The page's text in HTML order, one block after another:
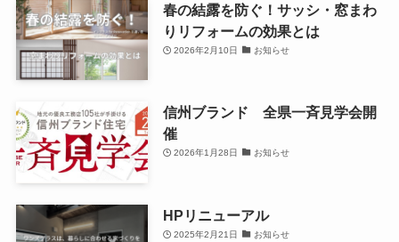
春の結露を防ぐ！サッシ・窓まわ
りリフォームの効果とは
2026年2月10日 お知らせ
信州ブランド 全県一斉見学会開
催
2026年1月28日 お知らせ
HPリニューアル
2025年2月21日 お知らせ